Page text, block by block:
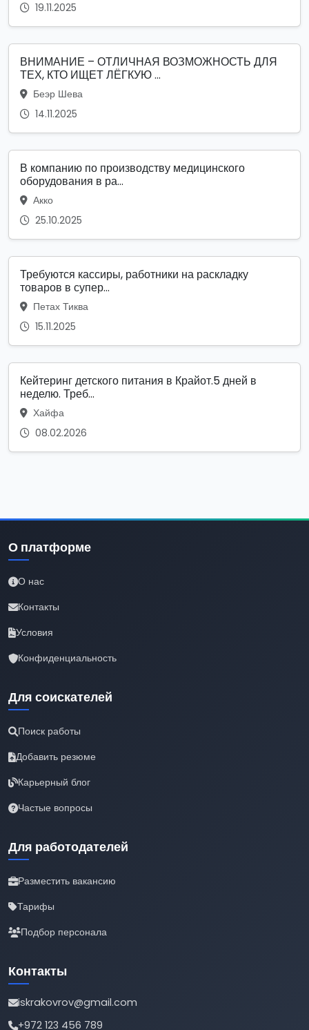
19.11.2025
ВНИМАНИЕ – ОТЛИЧНАЯ ВОЗМОЖНОСТЬ ДЛЯ
ТЕХ, КТО ИЩЕТ ЛЁГКУЮ ...
Беэр Шева
14.11.2025
В компанию по производству медицинского
оборудования в ра...
Акко
25.10.2025
Требуются кассиры, работники на раскладку
товаров в супер...
Петах Тиква
15.11.2025
Кейтеринг детского питания в Крайот.5 дней в
неделю. Треб...
Хайфа
08.02.2026
О платформе
О нас
Контакты
Условия
Конфиденциальность
Для соискателей
Поиск работы
Добавить резюме
Карьерный блог
Частые вопросы
Для работодателей
Разместить вакансию
Тарифы
Подбор персонала
Контакты
iskrakovrov@gmail.com
+972 123 456 789